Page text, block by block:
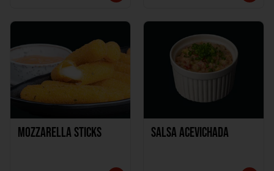
Mozzarella Sticks Salsa Acevichada